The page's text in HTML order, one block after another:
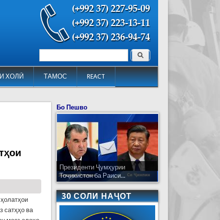
ХОЛӢ ТАМОС REACT
Форма поиска Поиск
сатҳҳо ва
Бо Пешво
Президенти Ҷумҳурии
Тоҷикистон ба Раиси...
30 СОЛИ НАҶОТ